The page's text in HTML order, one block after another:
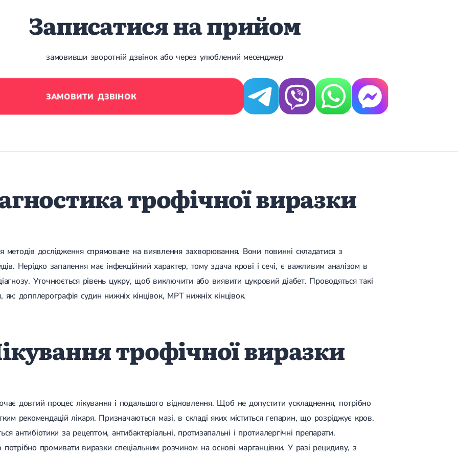
Записатися на прийом
замовивши зворотній дзвінок або через улюблений месенджер
ЗАМОВИТИ ДЗВІНОК
трофічної виразки
методів дослідження спрямоване на виявлення захворювання. Вони повинні складатися з
Нерідко запалення має інфекційний характер, тому здача крові і сечі, є важливим аналізом в
Уточнюється рівень цукру, щоб виключити або виявити цукровий діабет. Проводяться такі
як: допплерографія судин нижніх кінцівок, МРТ нижніх кінцівок.
трофічної виразки
довгий процес лікування і подальшого відновлення. Щоб не допустити ускладнення, потрібно
рекомендацій лікаря. Призначаються мазі, в складі яких міститься гепарин, що розріджує кров.
антибіотики за рецептом, антибактеріальні, протизапальні і протиалергічні препарати.
промивати виразки спеціальним розчином на основі марганцівки. У разі рецидиву, з